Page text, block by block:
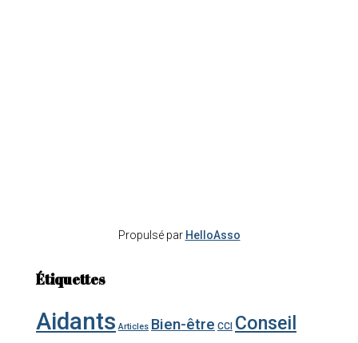
Propulsé par HelloAsso
Étiquettes
Aidants Articles Bien-être CCI Conseil